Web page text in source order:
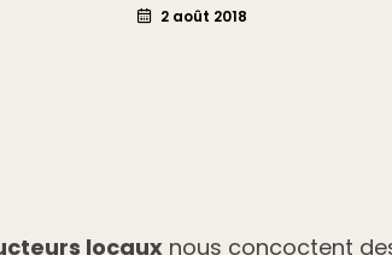
2 août 2018
locauxnous concoctent